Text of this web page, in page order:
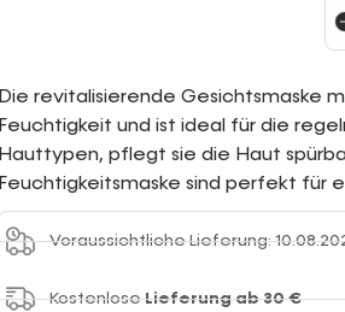
Die revitalisierende Gesichtsmaske
Feuchtigkeit und ist ideal für die
Hauttypen, pflegt sie die Haut
Feuchtigkeitsmaske sind perfekt für
Voraussichtliche Lieferung:
KostenloseLieferung ab 30 €